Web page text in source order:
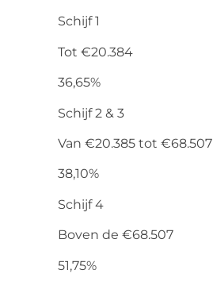
Schijf 1
Tot €20.384
36,65%
Schijf 2 & 3
Van €20.385 tot €68.507
38,10%
Schijf 4
Boven de €68.507
51,75%